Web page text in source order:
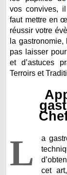
vos convives, il
faut mettre en
réussir votre
la
pas laisser
et d’astuces
Terroirs et
L
a
cet